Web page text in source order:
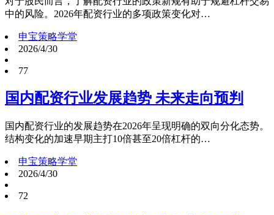
中的风险。2026年配资行业的多项政策变化对…
申宝策略学堂
2026/4/30
77
国内配资行业发展趋势 未来走向预判
国内配资行业的发展趋势在2026年呈现明确的双向分化态势。
结构变化的加速早期主打10倍甚至20倍杠杆的…
申宝策略学堂
2026/4/30
72